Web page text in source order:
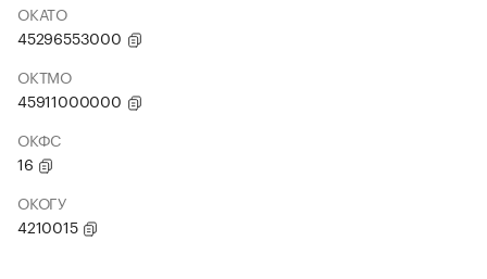
ОКАТО
45296553000
ОКТМО
45911000000
ОКФС
16
ОКОГУ
4210015